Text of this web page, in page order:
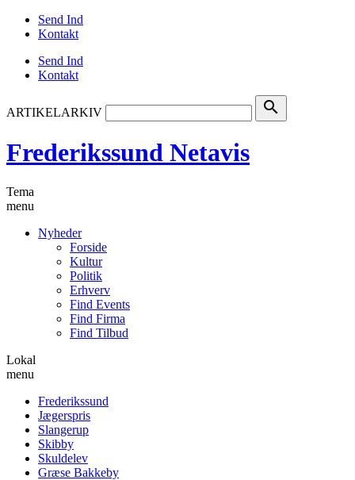
Send Ind
Kontakt
Send Ind
Kontakt
ARTIKELARKIV search
Frederikssund Netavis
Tema
menu
Nyheder
Forside
Kultur
Politik
Erhverv
Find Events
Find Firma
Find Tilbud
Lokal
menu
Frederikssund
Jægerspris
Slangerup
Skibby
Skuldelev
Græse Bakkeby